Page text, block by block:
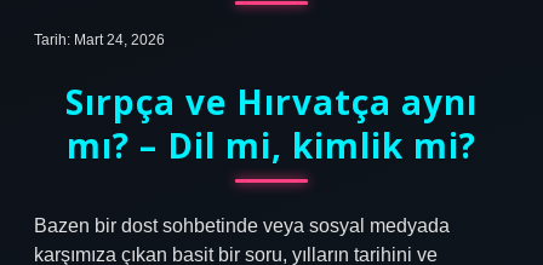
Tarih: Mart 24, 2026
Sırpça ve Hırvatça aynı
mı? – Dil mi, kimlik mi?
Bazen bir dost sohbetinde veya sosyal medyada
karşımıza çıkan basit bir soru, yılların tarihini ve